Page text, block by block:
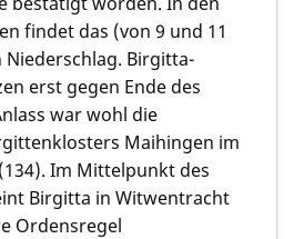
findet das (von 9 und 11
Birgitta-
erst gegen Ende des
war wohl die
Maihingen im
Im Mittelpunkt des
Birgitta in Witwentracht
Ordensregel